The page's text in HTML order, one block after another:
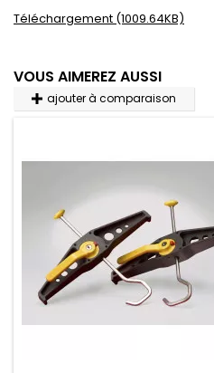
Téléchargement (1009.64KB)
VOUS AIMEREZ AUSSI
ajouter à comparaison